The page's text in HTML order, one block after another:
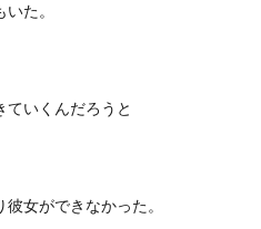
た。
ていくんだろうと
女ができなかった。